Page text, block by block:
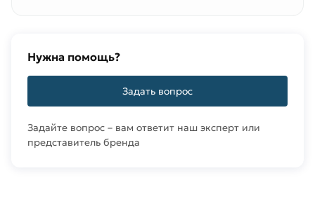
Нужна помощь?
Задать вопрос
Задайте вопрос – вам ответит наш эксперт или
представитель бренда